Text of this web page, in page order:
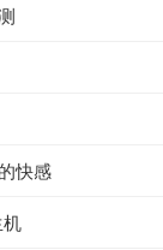
快感
机